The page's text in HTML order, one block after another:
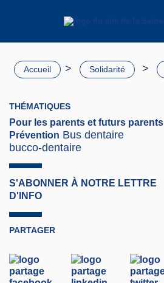
Accueil > Solidarité >
THÉMATIQUES
Pour les parents et futurs parents
Prévention Bus dentaire
bucco-dentaire
S'ABONNER À NOTRE LETTRE
D'INFO
PARTAGER